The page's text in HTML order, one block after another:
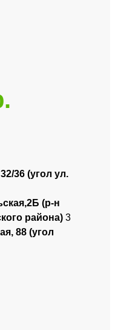
36 (угол ул.
(р-н
района) 3
88 (угол